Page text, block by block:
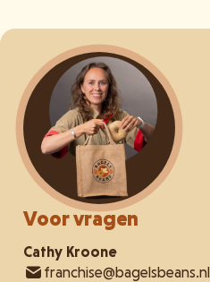
Voor vragen
Cathy Kroone
franchise@bagelsbeans.nl